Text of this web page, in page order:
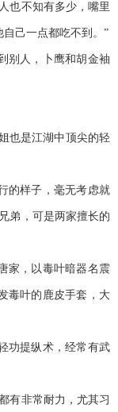
不知有多少，嘴里
己一点都吃不到。”
人，卜鹰和胡金袖
也是江湖中顶尖的轻
样子，毫无考虑就
弟，可是两家擅长的
，以毒叶暗器名震
毒叶的鹿皮手套，大
提纵术，经常有武
非常耐力，尤其习